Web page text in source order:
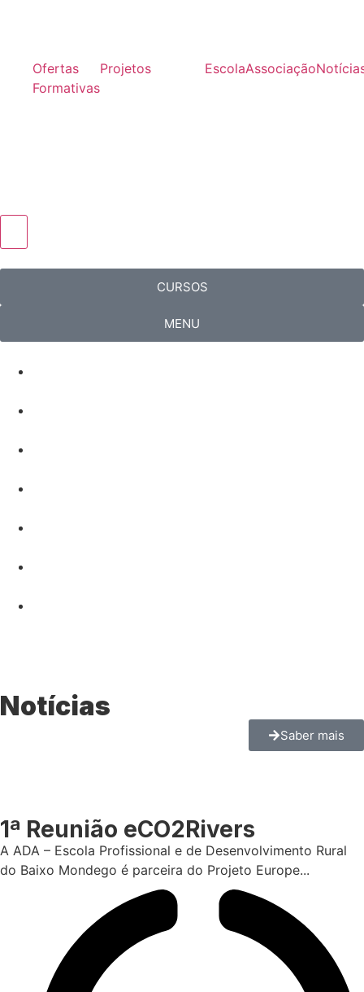
Ofertas
Formativas
Projetos EscolaAssociação
CURSOS
MENU
Notícias
Saber mais
1ª Reunião eCO2Rivers
A ADA – Escola Profissional e de Desenvolvimento Rural
do Baixo Mondego é parceira do Projeto Europe...